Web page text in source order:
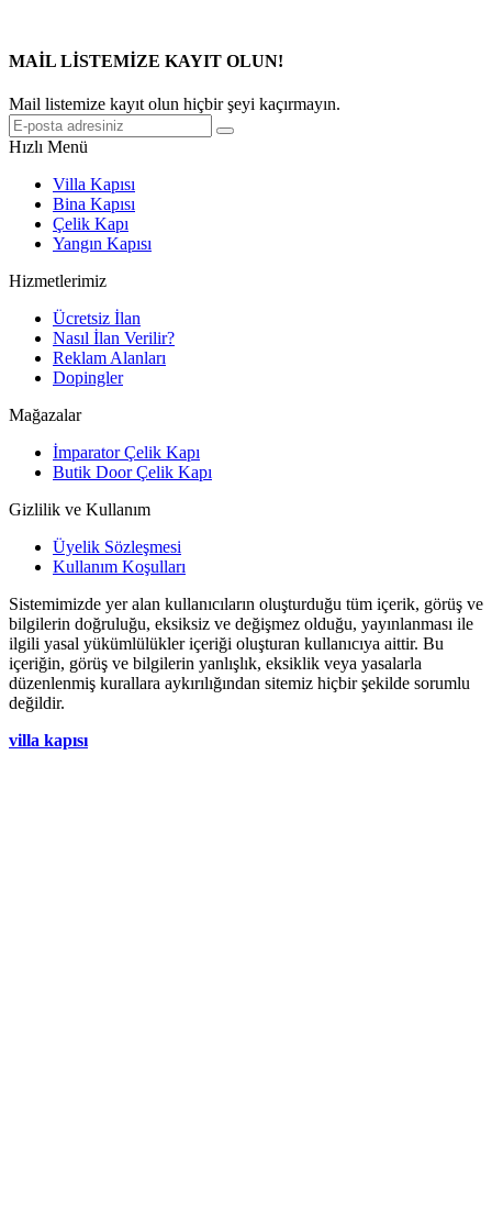
MAİL LİSTEMİZE KAYIT OLUN!
Mail listemize kayıt olun hiçbir şeyi kaçırmayın.
Hızlı Menü
Villa Kapısı
Bina Kapısı
Çelik Kapı
Yangın Kapısı
Hizmetlerimiz
Ücretsiz İlan
Nasıl İlan Verilir?
Reklam Alanları
Dopingler
Mağazalar
İmparator Çelik Kapı
Butik Door Çelik Kapı
Gizlilik ve Kullanım
Üyelik Sözleşmesi
Kullanım Koşulları
Sistemimizde yer alan kullanıcıların oluşturduğu tüm içerik, görüş ve
bilgilerin doğruluğu, eksiksiz ve değişmez olduğu, yayınlanması ile
ilgili yasal yükümlülükler içeriği oluşturan kullanıcıya aittir. Bu
içeriğin, görüş ve bilgilerin yanlışlık, eksiklik veya yasalarla
düzenlenmiş kurallara aykırılığından sitemiz hiçbir şekilde sorumlu
değildir.
villa kapısı